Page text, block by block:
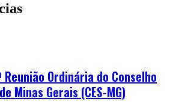
Reunião Ordinária do Conselho
Minas Gerais (CES-MG)